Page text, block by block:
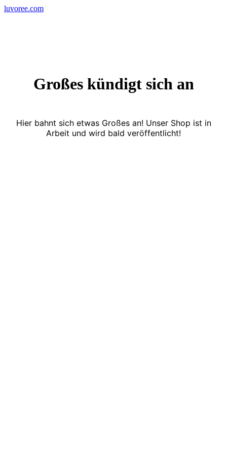
Skip
luvoree.com
Großes kündigt sich an
Hier bahnt sich etwas Großes an! Unser Shop ist in
Arbeit und wird bald veröffentlicht!